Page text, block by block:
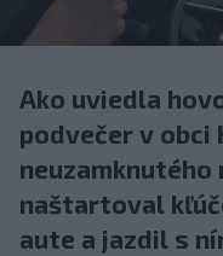
Ako uviedla
podvečer v obci
naštartoval
aute a jazdil s